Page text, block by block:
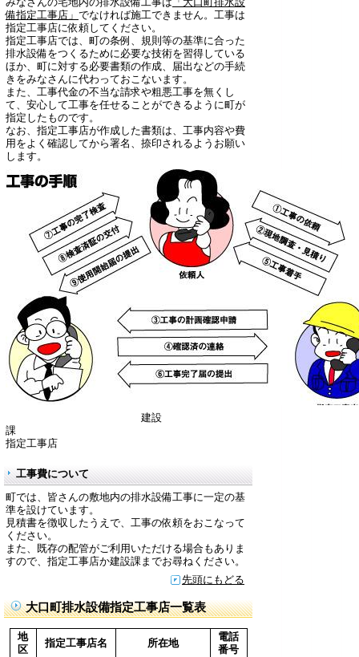
備指定工事店」 でなければ施工できません。工事は
指定工事店に依頼してください。
指定工事店では、町の条例、規則等の基準に合った
排水設備をつくるために必要な技術を習得している
ほか、町に対する必要書類の作成、届出などの手続
きをみなさんに代わっておこないます。
また、工事代金の不当な請求や粗悪工事を無くし
て、安心して工事を任せることができるように町が
指定したものです。
なお、指定工事店が作成した書類は、工事内容や費
用をよく確認してから署名、捺印されるようお願い
します。
建設
課
指定工事店
工事費について
町では、皆さんの敷地内の排水設備工事に一定の基
準を設けています。
見積書を徴収したうえで、工事の依頼をおこなって
ください。
また、既存の配管がご利用いただける場合もありま
すので、指定工事店か建設課までお尋ねください。
先頭にもどる
大口町排水設備指定工事店一覧表
地
区
指定工事店名 所在地
電話
番号